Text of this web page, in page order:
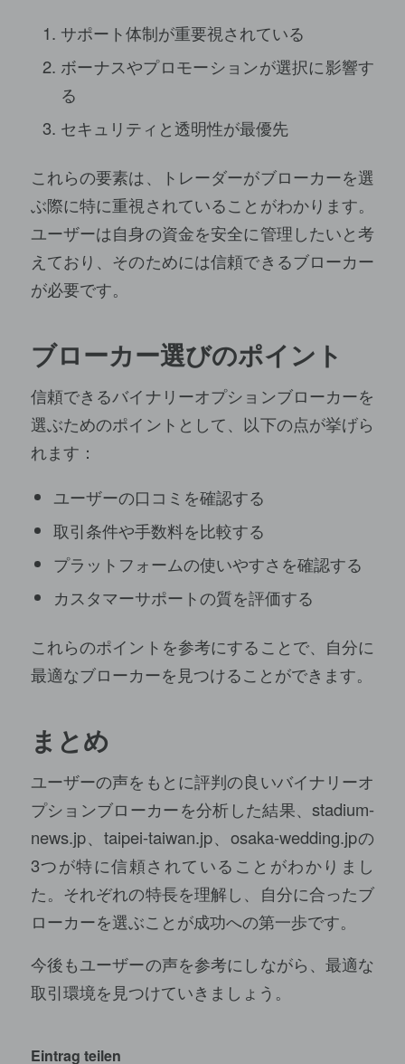
サポート体制が重要視されている
ボーナスやプロモーションが選択に影響す
る
セキュリティと透明性が最優先
これらの要素は、トレーダーがブローカーを選
ぶ際に特に重視されていることがわかります。
ユーザーは自身の資金を安全に管理したいと考
えており、そのためには信頼できるブローカー
が必要です。
ブローカー選びのポイント
信頼できるバイナリーオプションブローカーを
選ぶためのポイントとして、以下の点が挙げら
れます：
ユーザーの口コミを確認する
取引条件や手数料を比較する
プラットフォームの使いやすさを確認する
カスタマーサポートの質を評価する
これらのポイントを参考にすることで、自分に
最適なブローカーを見つけることができます。
まとめ
ユーザーの声をもとに評判の良いバイナリーオ
プションブローカーを分析した結果、stadium-
news.jp、taipei-taiwan.jp、osaka-wedding.jpの
3つが特に信頼されていることがわかりまし
た。それぞれの特長を理解し、自分に合ったブ
ローカーを選ぶことが成功への第一歩です。
今後もユーザーの声を参考にしながら、最適な
取引環境を見つけていきましょう。
Eintrag teilen